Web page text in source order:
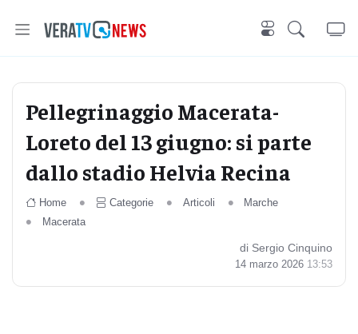
Pellegrinaggio Macerata-
Loreto del 13 giugno: si parte
dallo stadio Helvia Recina
Home Categorie Articoli
Marche
Macerata
di Sergio Cinquino
14 marzo 2026 13:53